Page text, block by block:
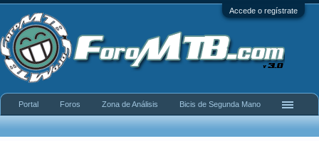
Accede o regístrate
Portal Foros Zona de Análisis Bicis de Segunda Mano